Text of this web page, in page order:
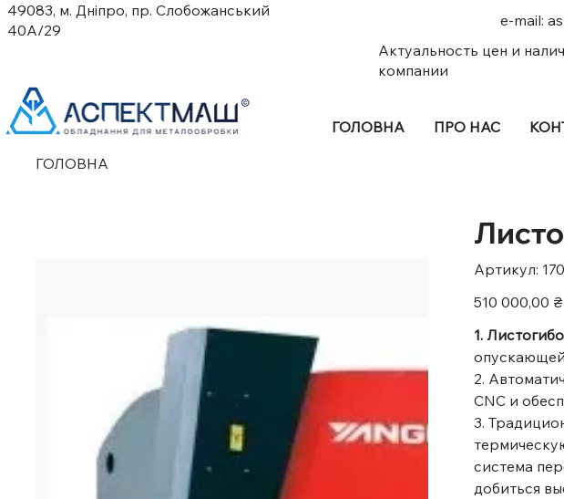
49083, м. Дніпро, пр. Слобожанський
40А/29
e-mail:
Актуальность цен и
компании
ГОЛОВНА ПРО НАС
ГОЛОВНА
Артикул:
170
170
Ціна
510 000,00 ₴
1.
2.
CNC и
3.
система
добиться